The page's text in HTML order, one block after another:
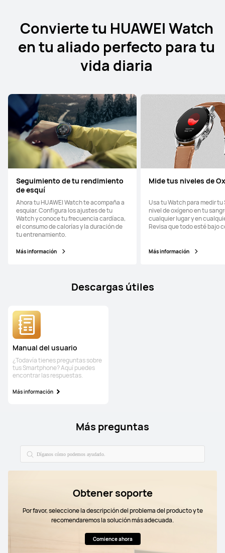
Convierte tu HUAWEI Watch
en tu aliado perfecto para tu
vida diaria
Seguimiento de tu rendimiento
de esquí
Ahora tu HUAWEI Watch te acompaña a
esquiar. Configura los ajustes de tu
Watch y conoce tu frecuencia cardíaca,
el consumo de calorías y la duración de
tu entrenamiento.
Más información
Mide tus niveles de
Usa tu Watch para medir tu
nivel de oxígeno en tu
cualquier lugar y en
Revisa que todo esté bajo
Más información
Descargas útiles
Manual del usuario
¿Todavía tienes preguntas sobre
tus Smartphone? Aquí puedes
encontrar las respuestas.
Más información
Más preguntas
Obtener soporte
Por favor, seleccione la descripción del problema del producto y te
recomendaremos la solución más adecuada.
Comience ahora